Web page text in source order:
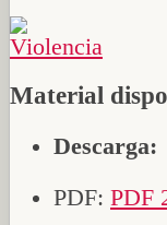
Material
Descarga:
PDF: PDF